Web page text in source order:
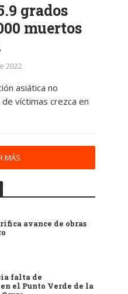
grados
muertos
2022
asiática no
víctimas crezca en
MÁS
avance de obras
falta de
el Punto Verde de la